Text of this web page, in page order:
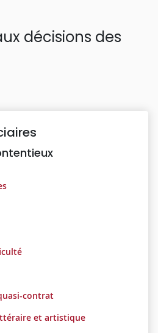
décisions des
contrat
et artistique